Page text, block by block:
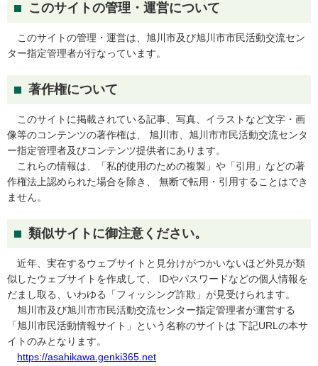
このサイトの管理・運営について
このサイトの管理・運営は、旭川市及び旭川市市民活動交流セン
ター指定管理者が行なっています。
著作権について
このサイトに掲載されている記事、写真、イラストなど文字・画
像等のコンテンツの著作権は、 旭川市、旭川市市民活動交流センタ
ー指定管理者及びコンテンツ提供者にあります。
これらの情報は、「私的使用のための複製」や「引用」などの著
作権法上認められた場合を除き、 無断で転用・引用することはでき
ません。
類似サイトに御注意ください。
近年、実在するウェブサイトと見分けがつかいないほど外見が類
似したウェブサイトを作成して、 IDやパスワードなどの個人情報を
だまし取る、いわゆる「フィッシング詐欺」が見受けられます。
旭川市及び旭川市市民活動交流センター指定管理者が運営する
「旭川市民活動情報サイト」という名称のサイトは 下記URLの本サ
イトのみとなります。
https://asahikawa.genki365.net